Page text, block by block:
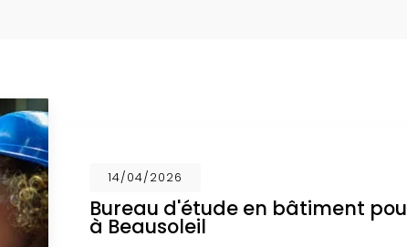
14/04/2026
Bureau d'étude en bâtiment
à Beausoleil